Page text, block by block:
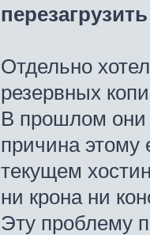
Отдельно
резервных
В прошлом они
причина этому
текущем
ни крона ни
Эту проблему